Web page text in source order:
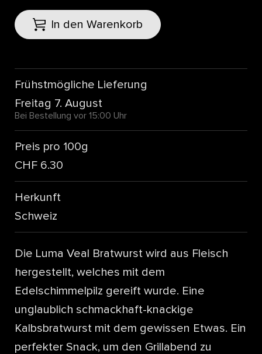
In den Warenkorb
Frühstmögliche Lieferung
Freitag 7. August
Bei Bestellung vor 15:00 Uhr
Preis pro 100g
CHF 6.30
Herkunft
Schweiz
Die Luma Veal Bratwurst wird aus Fleisch
hergestellt, welches mit dem
Edelschimmelpilz gereift wurde. Eine
unglaublich schmackhaft-knackige
Kalbsbratwurst mit dem gewissen Etwas. Ein
perfekter Snack, um den Grillabend zu